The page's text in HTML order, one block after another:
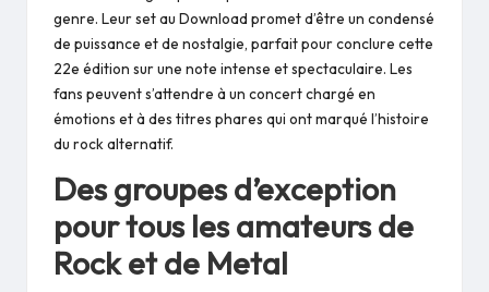
genre. Leur set au Download promet d’être un condensé
de puissance et de nostalgie, parfait pour conclure cette
22e édition sur une note intense et spectaculaire. Les
fans peuvent s’attendre à un concert chargé en
émotions et à des titres phares qui ont marqué l’histoire
du rock alternatif.
Des groupes d’exception
pour tous les amateurs de
Rock et de Metal